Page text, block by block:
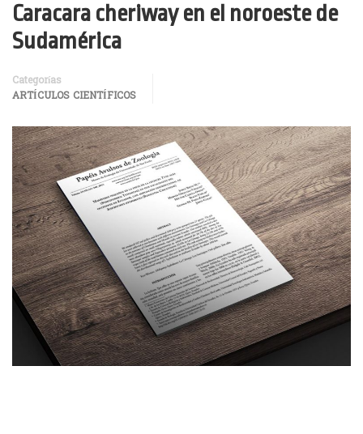
Caracara cheriway en el noroeste de
Sudamérica
Categorías
ARTÍCULOS CIENTÍFICOS